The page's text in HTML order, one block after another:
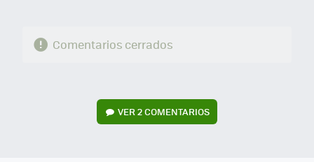
Comentarios cerrados
VER2 COMENTARIOS